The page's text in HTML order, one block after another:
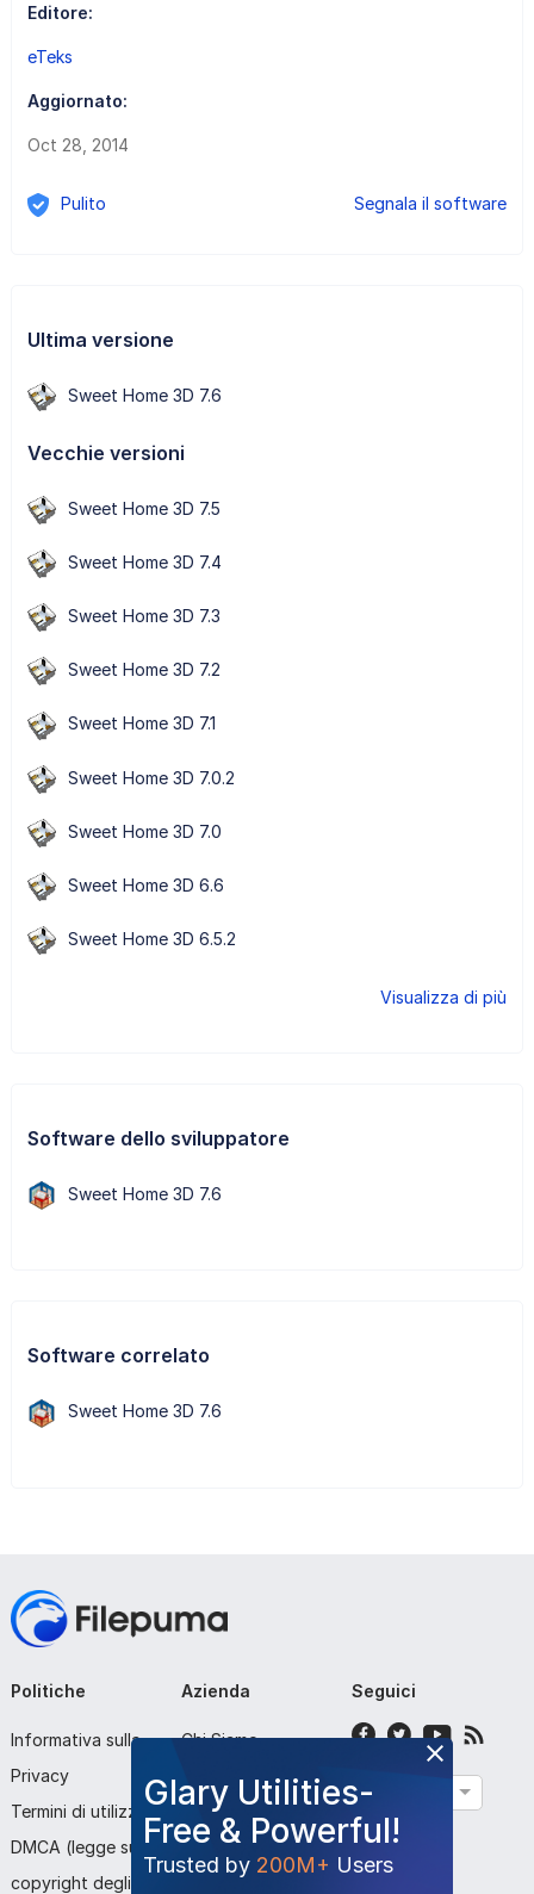
Editore:
eTeks
Aggiornato:
Oct 28, 2014
Pulito Segnala il software
Ultima versione
Sweet Home 3D 7.6
Vecchie versioni
Sweet Home 3D 7.5
Sweet Home 3D 7.4
Sweet Home 3D 7.3
Sweet Home 3D 7.2
Sweet Home 3D 7.1
Sweet Home 3D 7.0.2
Sweet Home 3D 7.0
Sweet Home 3D 6.6
Sweet Home 3D 6.5.2
Visualizza di più
Software dello sviluppatore
Sweet Home 3D 7.6
Software correlato
Sweet Home 3D 7.6
Glary Utilities-
Free & Powerful!
Trusted by 200M+ Users
Politiche
Informativa sulla
Privacy
Termini di utilizzo
DMCA (legge sul
copyright degli Stati
Azienda
Chi Siamo
Contattaci
Invia Programma
Seguici